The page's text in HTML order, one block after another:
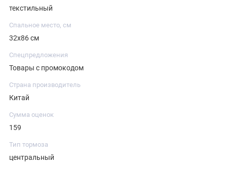
текстильный
Спальное место, см
32х86 см
Спецпредложения
Товары с промокодом
Страна производитель
Китай
Сумма оценок
159
Тип тормоза
центральный